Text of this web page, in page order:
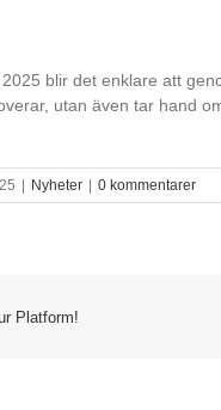
blir det enklare att
utan även tar hand
Nyheter 0 kommentarer
Platform!